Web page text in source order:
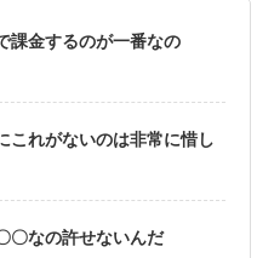
課金するのが一番なの
これがないのは非常に惜し
〇なの許せないんだ